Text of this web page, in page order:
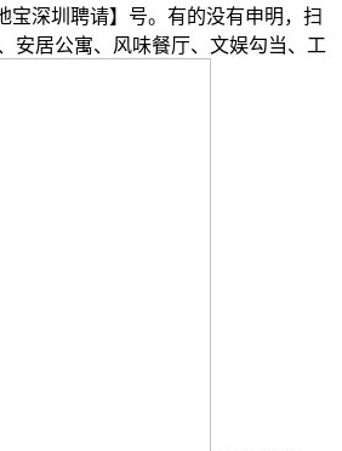
宝深圳聘请】号。有的没有申明，扫
安居公寓、风味餐厅、文娱勾当、工